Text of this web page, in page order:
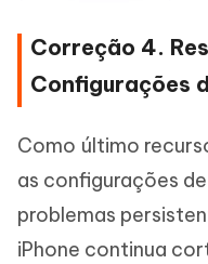
Correção 4.
Configurações
Como último
as configurações
problemas
iPhone continua